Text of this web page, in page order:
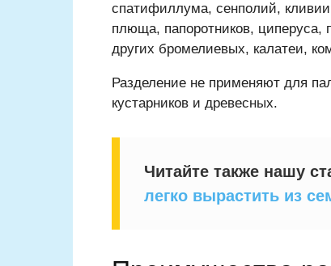
спатифиллума, сенполий,
плюща, папоротников, циперуса,
других бромелиевых, калатеи,
Разделение не применяют для
кустарников и древесных.
Читайте также нашу
легко вырастить из